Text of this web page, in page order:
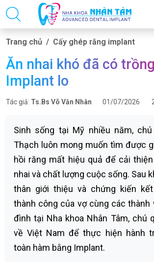
Trang chủ Cấy ghép răng implant
Ăn nhai khó đã có
Implant lo
Tác giả: Ts.Bs Võ Văn Nhân 01/07/2026
Sinh sống tại Mỹ nhiều năm, chú
Thạch luôn mong muốn tìm được
hồi răng mất hiệu quả để cải
nhai và chất lượng cuộc sống. Sau
thân giới thiệu và chứng kiến
thành công của vợ cùng các thành
đình tại Nha khoa Nhân Tâm, chú
về Việt Nam để thực hiện hành
toàn hàm bằng Implant.